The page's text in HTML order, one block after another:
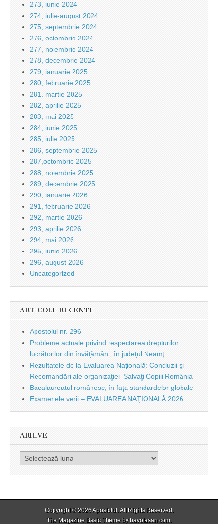
273, iunie 2024
274, iulie-august 2024
275, septembrie 2024
276, octombrie 2024
277, noiembrie 2024
278, decembrie 2024
279, ianuarie 2025
280, februarie 2025
281, martie 2025
282, aprilie 2025
283, mai 2025
284, iunie 2025
285, iulie 2025
286, septembrie 2025
287,octombrie 2025
288, noiembrie 2025
289, decembrie 2025
290, ianuarie 2026
291, februarie 2026
292, martie 2026
293, aprilie 2026
294, mai 2026
295, iunie 2026
296, august 2026
Uncategorized
ARTICOLE RECENTE
Apostolul nr. 296
Probleme actuale privind respectarea drepturilor
lucrătorilor din învăţământ, în judeţul Neamţ
Rezultatele de la Evaluarea Naţională: Concluzii şi
Recomandări ale organizaţiei Salvaţi Copiii România
Bacalaureatul românesc, în faţa standardelor globale
Examenele verii – EVALUAREA NAŢIONALĂ 2026
ARHIVE
Arhive
Copyright © 2026Apostolul. All Rights Reserved.
The Magazine Basic Theme bybavotasan.com.